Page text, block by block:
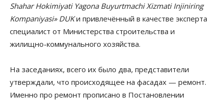
Shahar Hokimiyati Yagona Buyurtmachi Xizmati Injiniring
Kompaniyasi» DUKи привлечённый в качестве эксперта
специалист от Министерства строительства и
жилищно-коммунального хозяйства.
На заседаниях, всего их было два, представители
утверждали, что происходящее на фасадах — ремонт.
Именно про ремонт прописано в Постановлении